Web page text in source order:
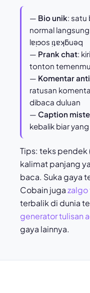
— Bio unik: satu
normal
lɐᴉɔos ᴉʇɐʞƃuǝq
— Prank chat:
tonton
— Komentar
ratusan
dibaca duluan
— Caption
kebalik biar
Tips: teks
kalimat panjang
baca. Suka gaya
Cobain juga
terbalik di dunia
generator tulisan
gaya lainnya.